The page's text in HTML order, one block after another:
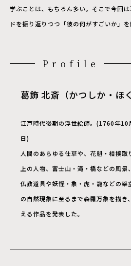
学ぶことは、もちろん多い。そこで今回
ドを振り返りつつ「彼の何がすごいか」を
Profile
葛飾 北斎（かつしか・ほ
江戸時代後期の浮世絵師。(1760年
日)
人間のあらゆる仕草や、花魁・相撲取
上の人物、富士山・滝・橋などの風景
仏教道具や妖怪・象・虎・龍などの架
の自然現象に至るまで森羅万象を描き
える作品を発表した。